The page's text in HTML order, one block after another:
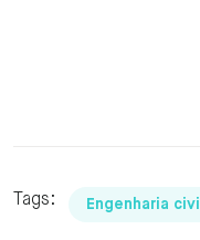
Tags: Engenharia civil